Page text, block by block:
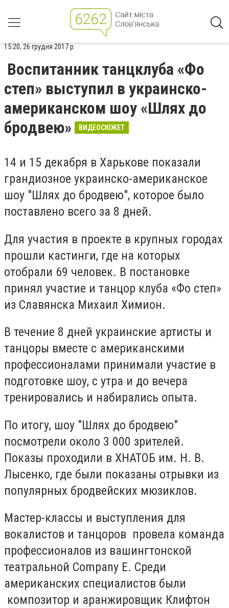
15:20, 26 грудня 2017 р.
Воспитанник танцклуба «Фо
степ» выступил в украинско-
американском шоу «Шлях до
бродвею»
ВИДЕОСЮЖЕТ
14 и 15 декабря в Харькове показали
грандиозное украинско-американское
шоу "Шлях до бродвею", которое было
поставлено всего за 8 дней.
Для участия в проекте в крупных городах
прошли кастинги, где на которых
отобрали 69 человек. В постановке
принял участие и танцор клуба «Фо степ»
из Славянска Михаил Химион.
В течение 8 дней украинские артисты и
танцоры вместе с американскими
профессионалами принимали участие в
подготовке шоу, с утра и до вечера
тренировались и набирались опыта.
По итогу, шоу "Шлях до бродвею"
посмотрели около 3 000 зрителей.
Показы проходили в ХНАТОБ им. Н. В.
Лысенко, где были показаны отрывки из
популярных бродвейских мюзиклов.
Мастер-классы и выступления для
вокалистов и танцоров провела команда
профессионалов из вашингтонской
театральной Company E. Среди
американских специалистов были
композитор и аранжировщик Клифтон